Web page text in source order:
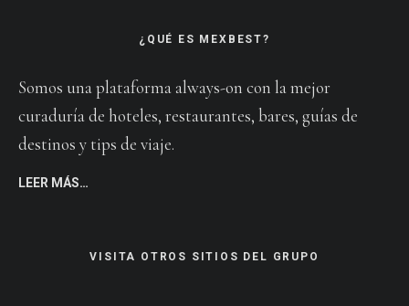
¿QUÉ ES MEXBEST?
Somos una plataforma always-on con la mejor
curaduría de hoteles, restaurantes, bares, guías de
destinos y tips de viaje.
LEER MÁS…
VISITA OTROS SITIOS DEL GRUPO